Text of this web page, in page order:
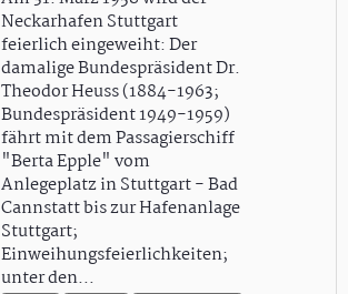
Neckarhafen Stuttgart
feierlich eingeweiht: Der
damalige Bundespräsident Dr.
Theodor Heuss (1884-1963;
Bundespräsident 1949-1959)
fährt mit dem Passagierschiff
"Berta Epple" vom
Anlegeplatz in Stuttgart - Bad
Cannstatt bis zur Hafenanlage
Stuttgart;
Einweihungsfeierlichkeiten;
unter den…